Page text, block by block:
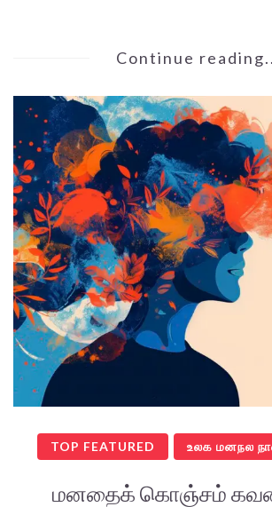
Continue
TOP FEATURED உலக மனநல
மனதைக் கொஞ்சம்